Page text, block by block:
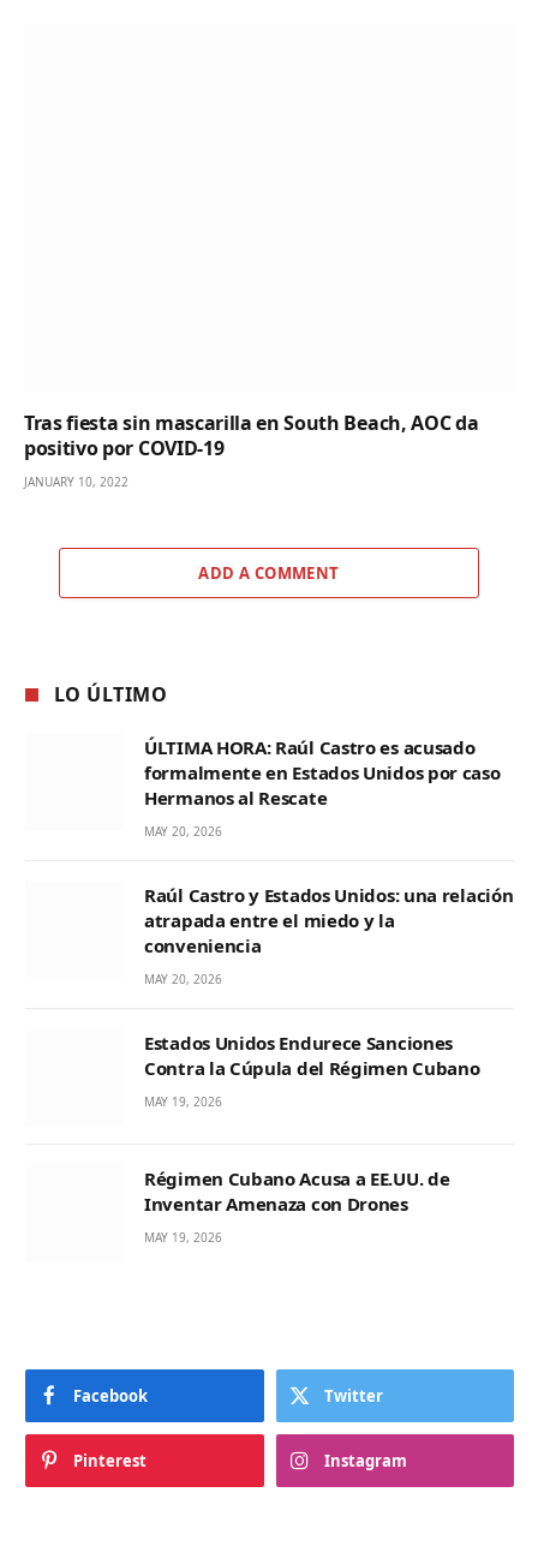
Tras fiesta sin mascarilla en South Beach, AOC da
positivo por COVID-19
JANUARY 10, 2022
ADD A COMMENT
LO ÚLTIMO
ÚLTIMA HORA: Raúl Castro es acusado
formalmente en Estados Unidos por caso
Hermanos al Rescate
MAY 20, 2026
Raúl Castro y Estados Unidos: una relación
atrapada entre el miedo y la
conveniencia
MAY 20, 2026
Estados Unidos Endurece Sanciones
Contra la Cúpula del Régimen Cubano
MAY 19, 2026
Régimen Cubano Acusa a EE.UU. de
Inventar Amenaza con Drones
MAY 19, 2026
Facebook Twitter
Pinterest Instagram